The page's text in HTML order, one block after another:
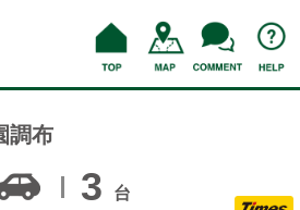
調布
3 台